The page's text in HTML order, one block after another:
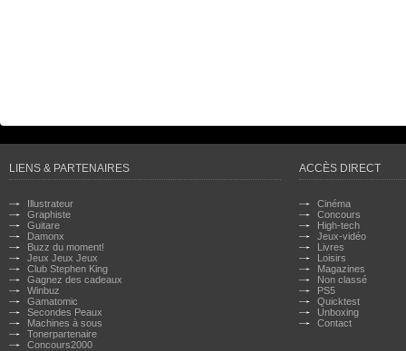
LIENS & PARTENAIRES
Illustrateur
Graphiste
Guitare
Damonx
Buzz du moment!
Jeux Jeux Jeux
Club Stephen King
Gagnez des cadeaux
Winbuz
Gamatomic
Secondes Peaux
Machines à sous
Tonerpartenaire
Concours2000
ACCÈS DIRECT
Cinéma
Concours
High-tech
Jeux-vidéo
Livres
Loisirs
Magazines
Non classé
PS5
Quicktest
Unboxing
Contact